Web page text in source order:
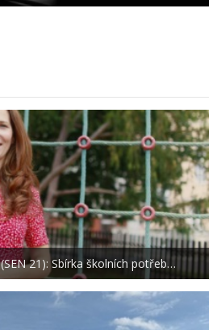
21): Sbírka školních potřeb…